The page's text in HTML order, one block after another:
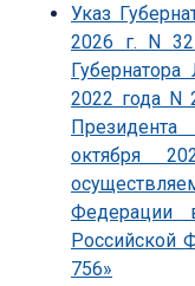
Указ
2026 г. N
2022 года N
октября
Федерации
Российской
756»